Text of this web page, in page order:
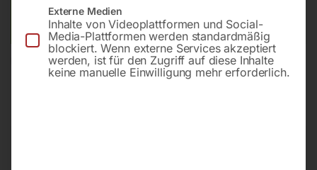
Bitte beachten Sie: Die Versandkosten gelten für Österreich.
Andere Länder können abweichen.
In den Warenkorb
Externe Medien
Inhalte von Videoplattformen und Social-
Media-Plattformen werden standardmäßig
blockiert. Wenn externe Services akzeptiert
werden, ist für den Zugriff auf diese Inhalte
keine manuelle Einwilligung mehr erforderlich.